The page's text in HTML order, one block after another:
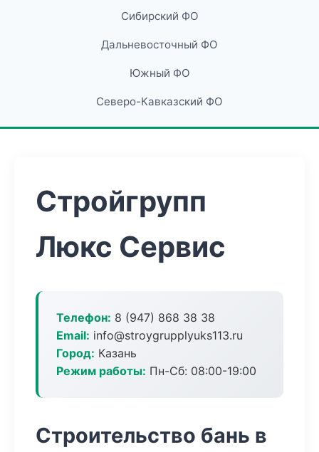
Сибирский ФО
Дальневосточный ФО
Южный ФО
Северо-Кавказский ФО
Стройгрупп
Люкс Сервис
Телефон: 8 (947) 868 38 38
Email: info@stroygrupplyuks113.ru
Город: Казань
Режим работы: Пн-Сб: 08:00-19:00
Строительство бань в